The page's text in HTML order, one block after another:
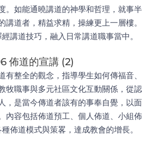
。如能通曉講道的神學和哲理，就事半
講道者，精益求精，操練更上一層樓。
講道技巧，融入日常講道職事當中。
佈道的宣講 (2)
有整全的觀念，指導學生如何傳福音、
牧職事與多元社區文化互動關係，從認
，是當今傳道者該有的事奉自覺，以面
內容包括佈道預工、個人佈道、小組佈
佈道模式與策畧，達成教會的增長。